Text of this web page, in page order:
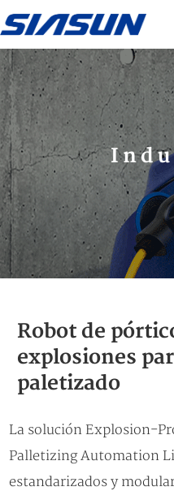
Robot de
explosiones
paletizado
La solución Explosion-
Palletizing Automation
estandarizados y